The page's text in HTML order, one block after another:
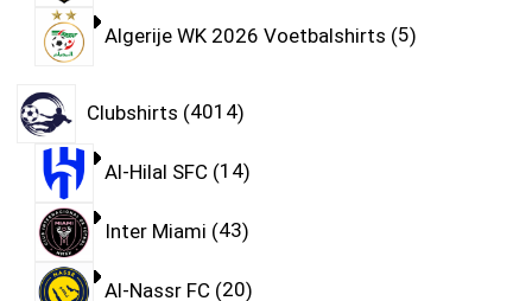
Algerije WK 2026 Voetbalshirts 5
Clubshirts 4014
Al-Hilal SFC 14
Inter Miami 43
Al-Nassr FC 20